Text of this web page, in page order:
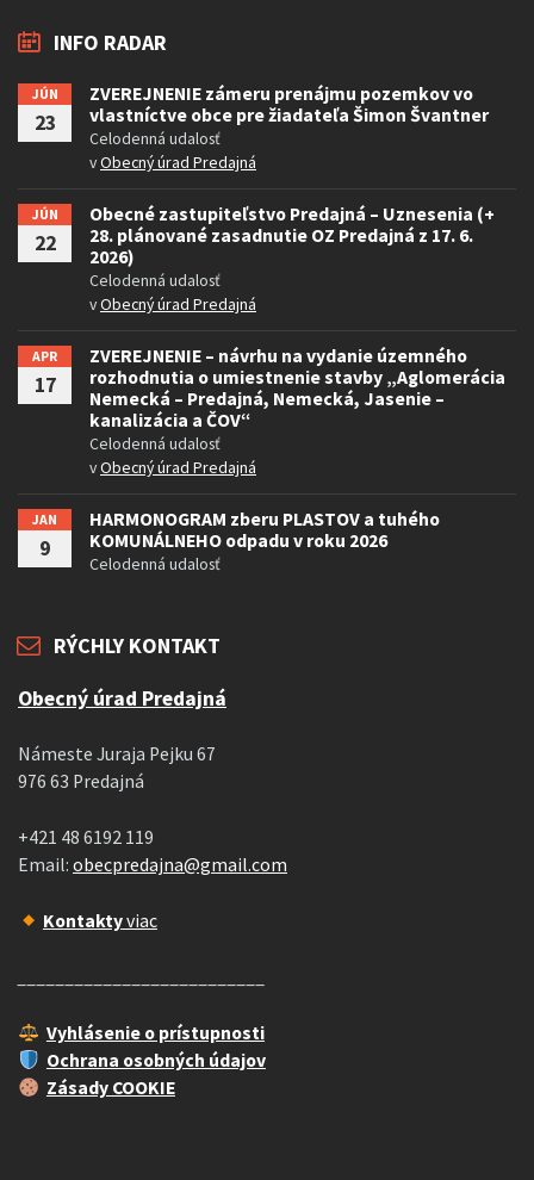
INFO RADAR
JÚN
23
ZVEREJNENIE zámeru prenájmu pozemkov vo
vlastníctve obce pre žiadateľa Šimon Švantner
Celodenná udalosť
vObecný úrad Predajná
JÚN
22
Obecné zastupiteľstvo Predajná – Uznesenia (+
28. plánované zasadnutie OZ Predajná z 17. 6.
2026)
Celodenná udalosť
vObecný úrad Predajná
APR
17
ZVEREJNENIE – návrhu na vydanie územného
rozhodnutia o umiestnenie stavby „Aglomerácia
Nemecká – Predajná, Nemecká, Jasenie –
kanalizácia a ČOV“
Celodenná udalosť
vObecný úrad Predajná
JAN
9
HARMONOGRAM zberu PLASTOV a tuhého
KOMUNÁLNEHO odpadu v roku 2026
Celodenná udalosť
RÝCHLY KONTAKT
Obecný úrad Predajná
Námeste Juraja Pejku 67
976 63 Predajná
+421 48 6192 119
Email: obecpredajna@gmail.com
Kontaktyviac
Vyhlásenie o prístupnosti
Ochrana osobných údajov
Zásady COOKIE